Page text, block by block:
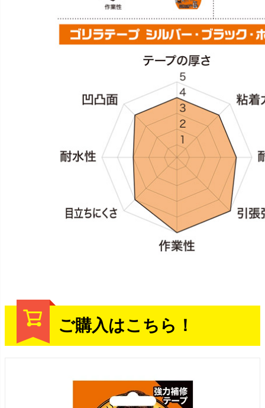
ご購入はこちら！